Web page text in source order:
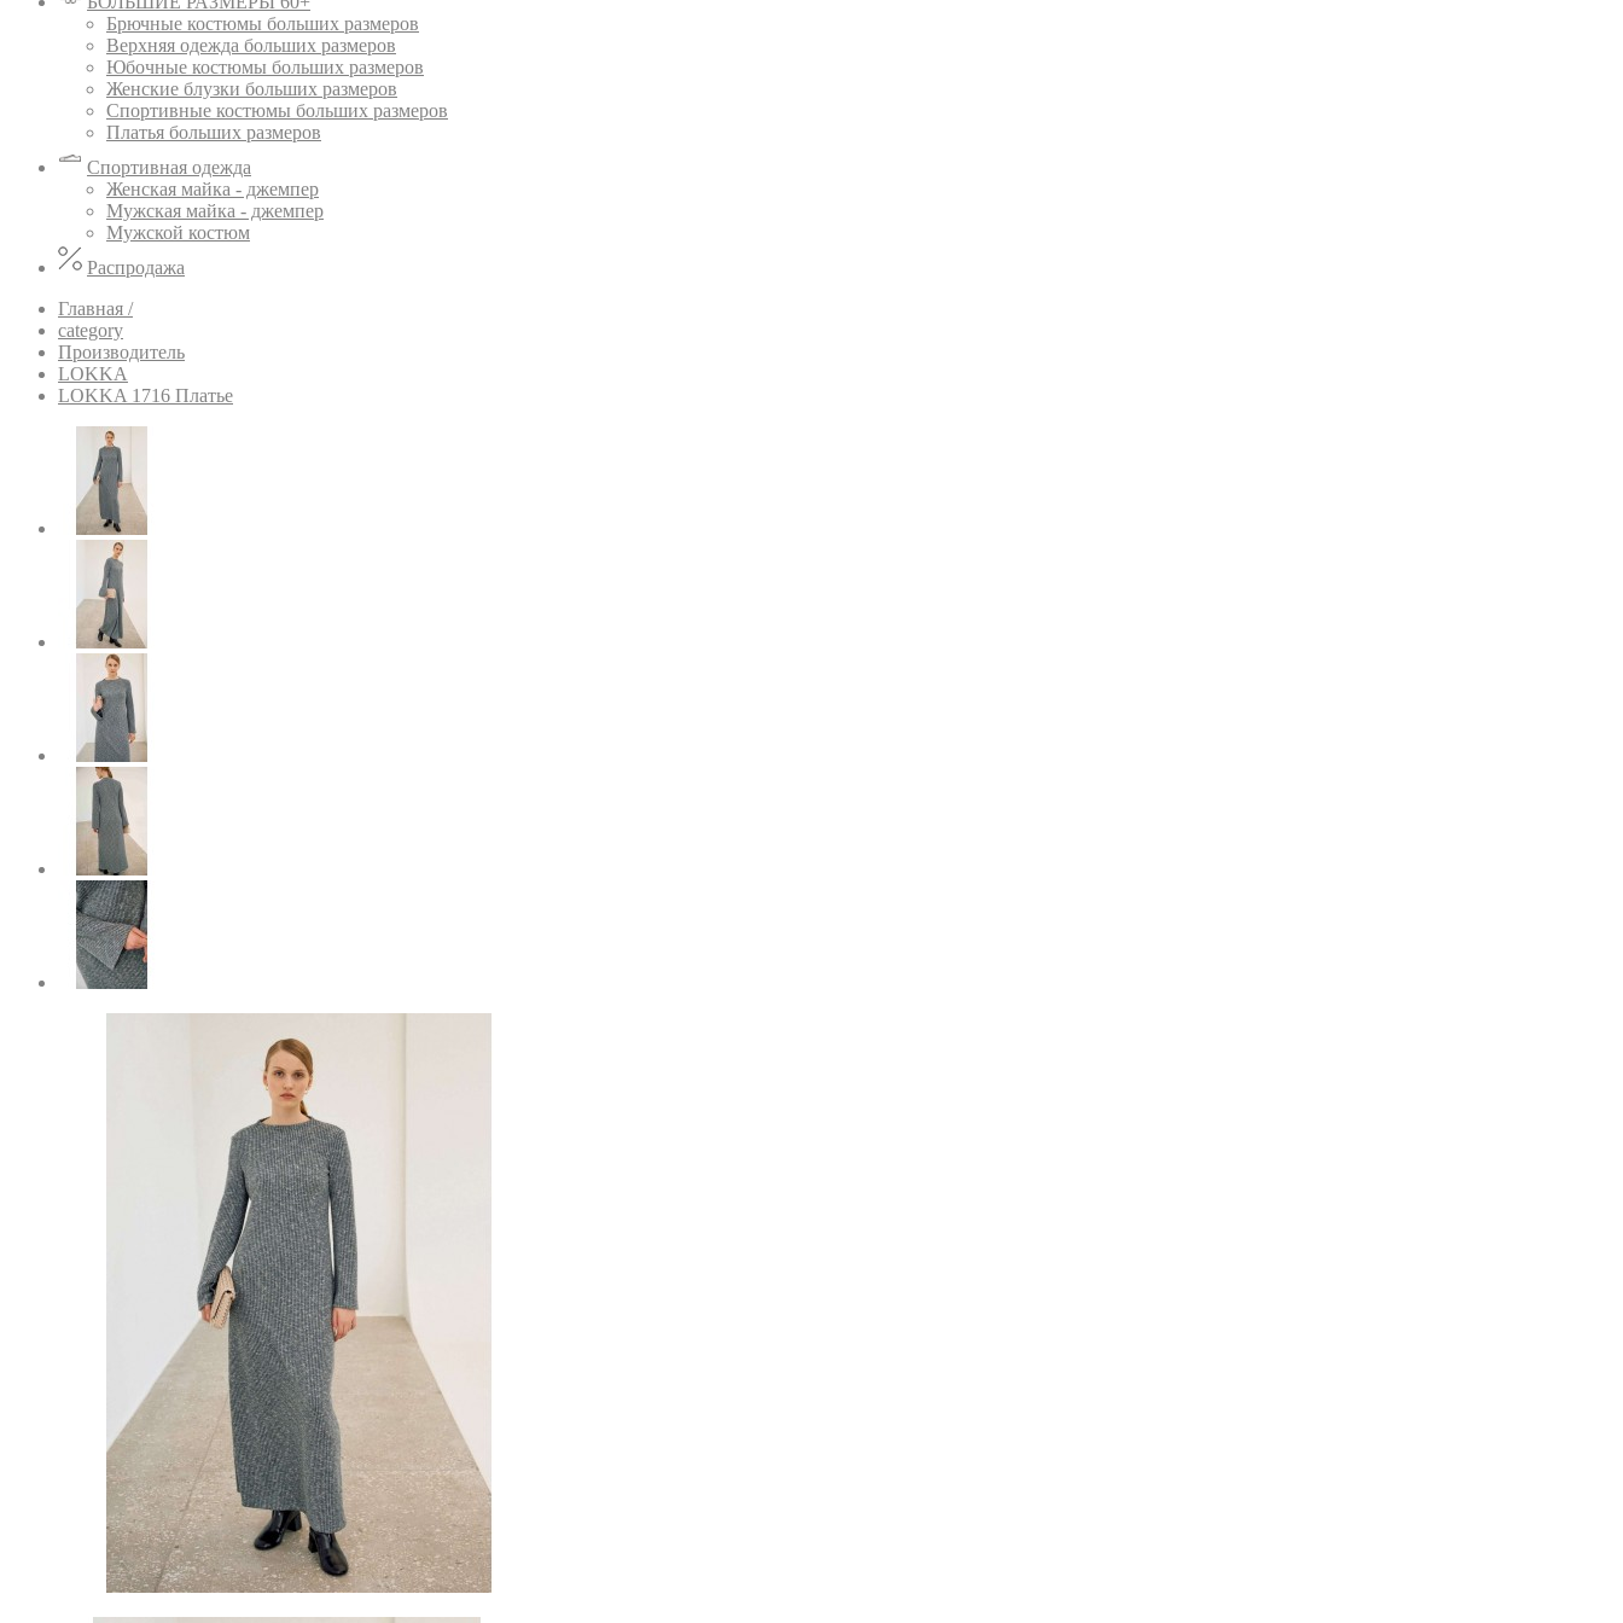
Брючные костюмы больших размеров
Верхняя одежда больших размеров
Юбочные костюмы больших размеров
Женские блузки больших размеров
Спортивные костюмы больших размеров
Платья больших размеров
Спортивная одежда
Женская майка - джемпер
Мужская майка - джемпер
Мужской костюм
Распродажа
Главная /
category
Производитель
LOKKA
LOKKA 1716 Платье